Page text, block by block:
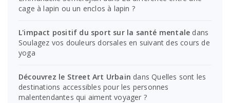
cage à lapin ou un enclos à lapin ?
L'impact positif du sport sur la santé mentale dans
Soulagez vos douleurs dorsales en suivant des cours de
yoga
Découvrez le Street Art Urbain dansQuelles sont les
destinations accessibles pour les personnes
malentendantes qui aiment voyager ?